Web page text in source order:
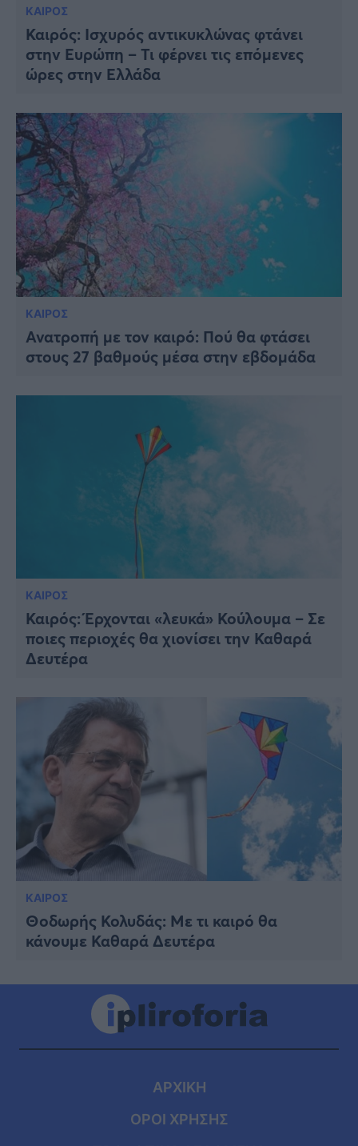
ΚΑΙΡΟΣ
Καιρός: Ισχυρός αντικυκλώνας φτάνει
στην Ευρώπη – Τι φέρνει τις επόμενες
ώρες στην Ελλάδα
ΚΑΙΡΟΣ
Ανατροπή με τον καιρό: Πού θα φτάσει
στους 27 βαθμούς μέσα στην εβδομάδα
ΚΑΙΡΟΣ
Καιρός: Έρχονται «λευκά» Κούλουμα – Σε
ποιες περιοχές θα χιονίσει την Καθαρά
Δευτέρα
ΚΑΙΡΟΣ
Θοδωρής Κολυδάς: Με τι καιρό θα
κάνουμε Καθαρά Δευτέρα
ΑΡΧΙΚΗ
ΟΡΟΙ ΧΡΗΣΗΣ